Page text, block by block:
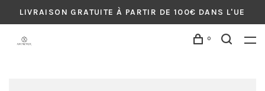
LIVRAISON GRATUITE À PARTIR DE 100€ DANS L'UE
0